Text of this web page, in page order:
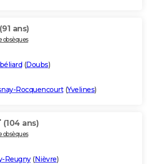
(91 ans)
obsèques
(Doubs)
Rocquencourt(Yvelines)
(104 ans)
obsèques
Reugny(Nièvre)